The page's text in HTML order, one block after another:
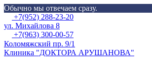
Обычно мы отвечаем сразу.
Skip
to
content
Menu+7(952) 288-23-20
ул. Михайлова 8
+7(963) 300-00-57
Коломяжский пр. 9/1
Клиника "ДОКТОРА АРУШАНОВА"